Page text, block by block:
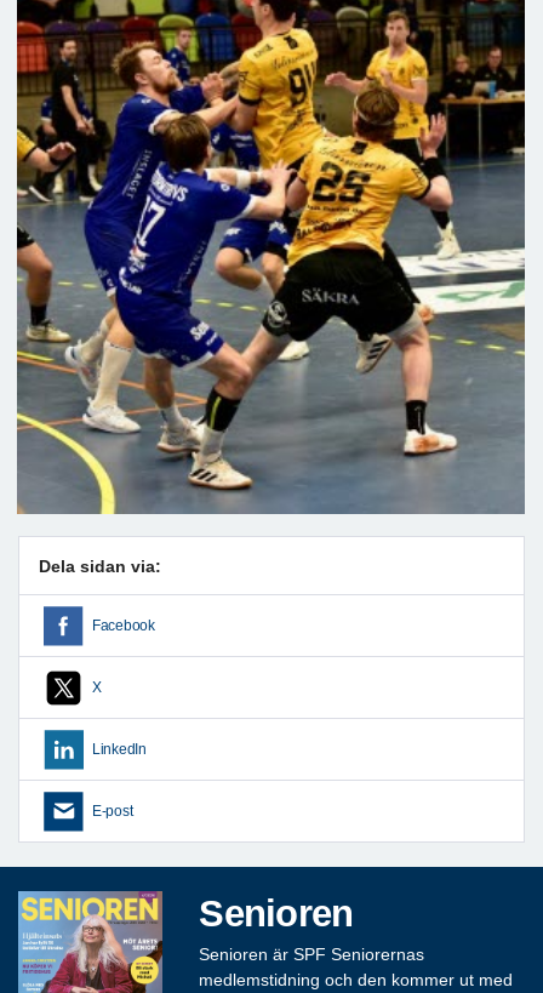
Dela sidan via:
Facebook
X
LinkedIn
E-post
Senioren
Senioren är SPF Seniorernas
medlemstidning och den kommer ut med